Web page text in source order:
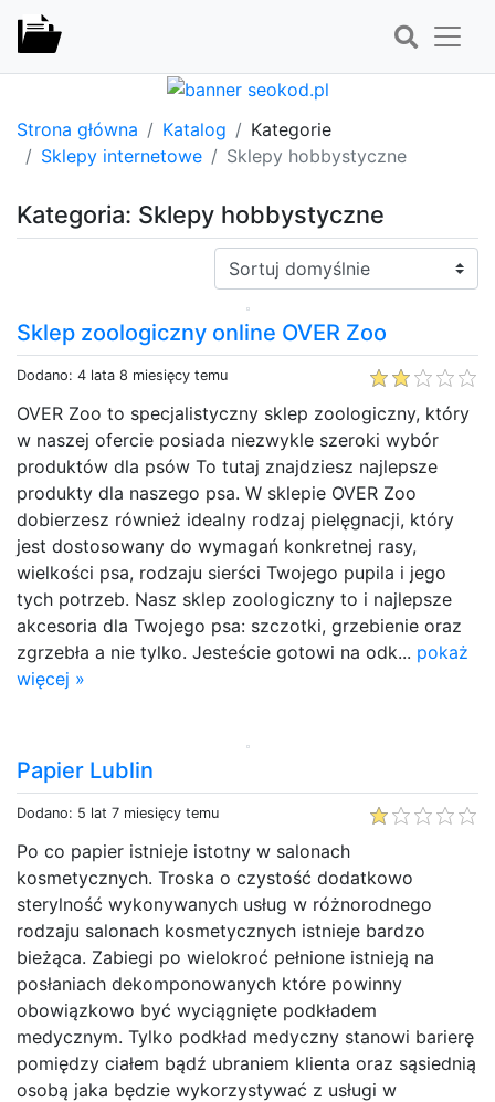
Strona główna Katalog
Kategorie
Sklepy internetowe
Sklepy hobbystyczne
Kategoria: Sklepy hobbystyczne
Sortuj:
Sklep zoologiczny online OVER Zoo
Dodano: 4 lata 8 miesięcy temu
OVER Zoo to specjalistyczny sklep zoologiczny, który
w naszej ofercie posiada niezwykle szeroki wybór
produktów dla psów To tutaj znajdziesz najlepsze
produkty dla naszego psa. W sklepie OVER Zoo
dobierzesz również idealny rodzaj pielęgnacji, który
jest dostosowany do wymagań konkretnej rasy,
wielkości psa, rodzaju sierści Twojego pupila i jego
tych potrzeb. Nasz sklep zoologiczny to i najlepsze
akcesoria dla Twojego psa: szczotki, grzebienie oraz
zgrzebła a nie tylko. Jesteście gotowi na odk... pokaż
więcej »
Papier Lublin
Dodano: 5 lat 7 miesięcy temu
Po co papier istnieje istotny w salonach
kosmetycznych. Troska o czystość dodatkowo
sterylność wykonywanych usług w różnorodnego
rodzaju salonach kosmetycznych istnieje bardzo
bieżąca. Zabiegi po wielokroć pełnione istnieją na
posłaniach dekomponowanych które powinny
obowiązkowo być wyciągnięte podkładem
medycznym. Tylko podkład medyczny stanowi barierę
pomiędzy ciałem bądź ubraniem klienta oraz sąsiednią
osobą jaka będzie wykorzystywać z usługi w